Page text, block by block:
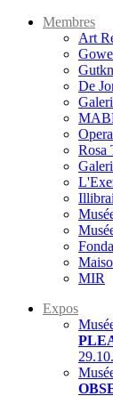
Membres
Art
De
Rosa
MIR
Expos